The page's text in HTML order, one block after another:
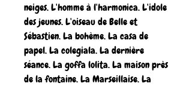
neiges. L'homme à l'harmonica. L'idole
des jeunes. L'oiseau de Belle et
Sébastien. La bohème. La casa de
papel. La colegiala. La dernière
séance. La goffa lolita. La maison près
de la fontaine. La Marseillaise. La